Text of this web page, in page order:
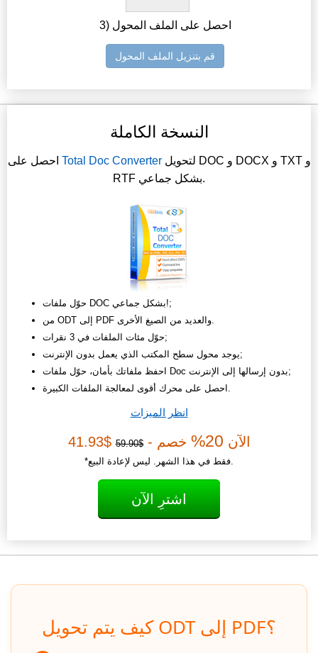
3) احصل على الملف المحول
قم بتنزيل الملف المحول
النسخة الكاملة
Total Doc Converterلتحويل DOC و DOCX و TXT و
RTF بشكل جماعي.
حوّل ملفات DOC بشكل جماعي!;
من ODT إلى PDF والعديد من الصيغ الأخرى.
حوّل مئات الملفات في 3 نقرات;
يوجد محول سطح المكتب الذي يعمل بدون الإنترنت;
احفظ ملفاتك بأمان، حوّل ملفات Doc بدون إرسالها إلى الإنترنت;
احصل على محرك أقوى لمعالجة الملفات الكبيرة.
انظر الميزات
الآن 20% خصم -$59.90
$41.93
*فقط في هذا الشهر. ليس لإعادة البيع.
اشترِ الآن
كيف يتم تحويل ODT إلى PDF؟